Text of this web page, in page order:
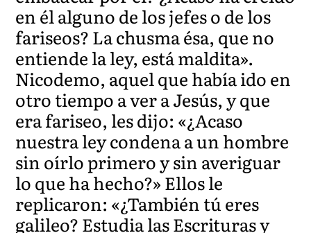
en él alguno de los jefes o de los
fariseos? La chusma ésa, que no
entiende la ley, está maldita».
Nicodemo, aquel que había ido en
otro tiempo a ver a Jesús, y que
era fariseo, les dijo: «¿Acaso
nuestra ley condena a un hombre
sin oírlo primero y sin averiguar
lo que ha hecho?» Ellos le
replicaron: «¿También tú eres
galileo? Estudia las Escrituras y